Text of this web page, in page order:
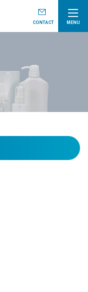
CONTACT MENU